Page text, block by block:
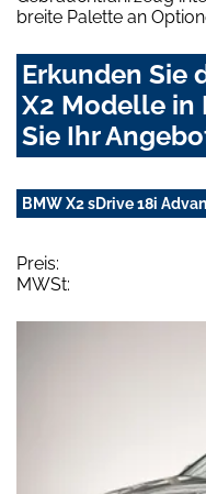
breite Palette an
Erkunden Sie
X2 Modelle in
Sie Ihr
BMW X2 sDrive 18i
Preis:
MWSt: